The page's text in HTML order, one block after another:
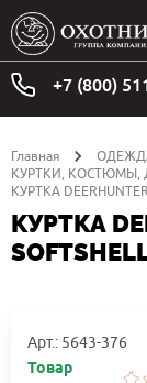
+7 (800)
Главная
КУРТКИ, КОСТЮМЫ,
КУРТКА DEERHUNTER
КУРТКА
Арт.: 5643-376
Товар